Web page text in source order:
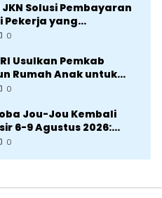
Solusi Pembayaran
Pekerja yang
Tidak Tetap
0
Usulkan Pemkab
Rumah Anak untuk
0
Jou-Jou Kembali
6-9 Agustus 2026:
Kemeriahan dan Raih
0